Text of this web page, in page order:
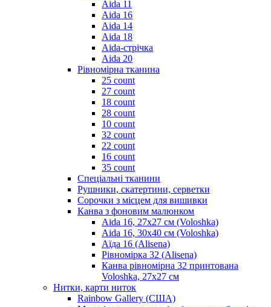
Aida 11
Aida 16
Aida 14
Aida 18
Aida-стрічка
Aida 20
Рівномірна тканина
25 count
27 count
18 count
28 count
10 count
32 count
22 count
16 count
35 count
Спеціальні тканини
Рушники, скатертини, серветки
Сорочки з місцем для вишивки
Канва з фоновим малюнком
Aida 16, 27х27 см (Voloshka)
Aida 16, 30х40 см (Voloshka)
Аїда 16 (Alisena)
Рівномірка 32 (Alisena)
Канва рівномірна 32 принтована
Voloshka, 27х27 см
Нитки, карти ниток
Rainbow Gallery (США)